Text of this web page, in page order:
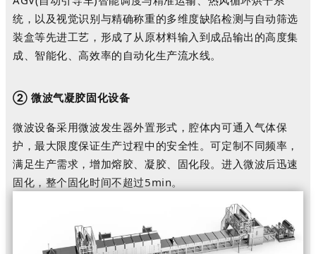
统，以及视觉识别与精确称重的多维度缺陷检测与自动筛选
装盒等先进工艺，形成了从原材料输入到成品输出的高度集
成、智能化、高效率的自动化生产流水线。
② 微波气凝胶固化设备
微波设备采用微波发生器外置形式，腔体内可通入气体保
护，最大限度保证生产过程中的安全性。可定制不同频率，
满足生产需求，增加熔胶、凝胶、固化段。 进入微波后迅速
固化，整个固化时间不超过5min。